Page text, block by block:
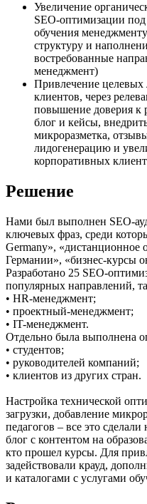
Увеличение
SEO-оптимизации
обучения
структуру и
востребованные
менеджмент)
Привлечение целевых
клиентов, через
повышение доверия к
блог и кейсы,
микроразметка,
лидогенерацию и
корпоративных
Решение
Нами был выполнен SEO-
ключевых фраз, среди
Germany», «дистанционное
Германии», «бизнес-курсы
Разработано 25 SEO-
популярных направлений,
• HR-менеджмент;
• проектный-менеджмент;
• IT-менеджмент.
Отдельно была выполнена
• студентов;
• руководителей компаний;
• клиентов из других стран.
Настройка технической
загрузки, добавление
педагогов – все это
блог с контентом на
кто прошел курсы. Для
задействовали крауд,
и каталогами с услугами